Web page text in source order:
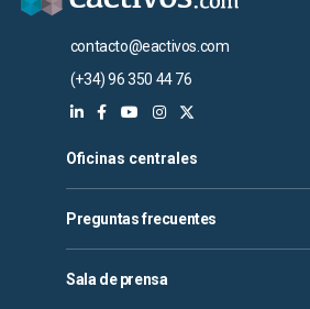
contacto@eactivos.com
(+34) 96 350 44 76
Oficinas centrales
Preguntas frecuentes
Sala de prensa